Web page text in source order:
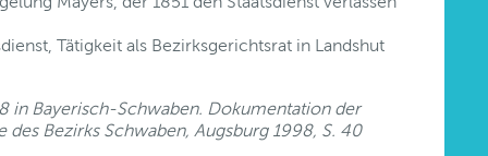
Tätigkeit als Bezirksgerichtsrat in Landshut
in Bayerisch-Schwaben. Dokumentation der
Bezirks Schwaben, Augsburg 1998, S. 40